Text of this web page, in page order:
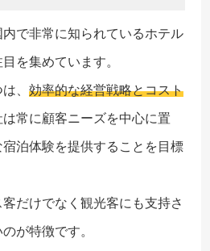
で非常に知られているホテル
を集めています。
は、効率的な経営戦略とコスト
常に顧客ニーズを中心に置
泊体験を提供することを目標
だけでなく観光客にも支持さ
が特徴です。